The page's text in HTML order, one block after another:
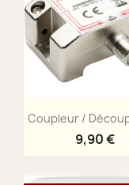
Aperçu
Coupleur /
9,90 €